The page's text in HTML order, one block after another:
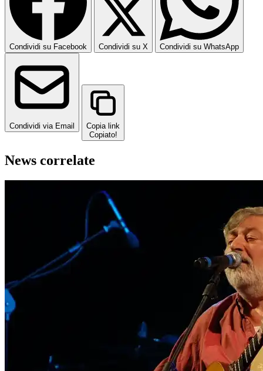
Condividi su Facebook Condividi su X Condividi su WhatsApp
Condividi via Email
Copia link
Copiato!
News correlate